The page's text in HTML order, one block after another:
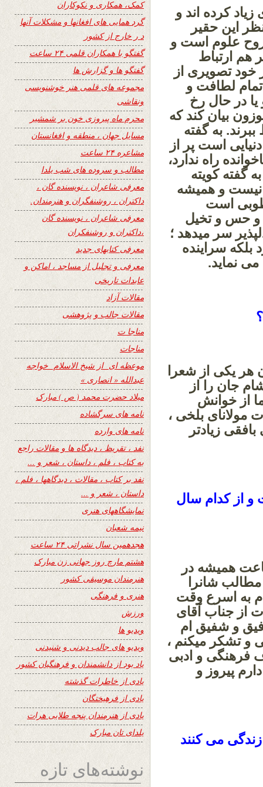
کرده اند و
این حقیر
علوم است و
هم ارتباط
خود تصویری از
لطافت و
یا در حال رخ
بیان کند که
به گفته
است پر از
راه ندارد،
گفته کویته
نیست و همیشه
طوبی است
و حس و تخیل
سر میدهد ؛
سراینده
نماید.
یکی از شعرا
جان را از
از خوانش
مولانای بلخی ،
زیادتر
ساعت چیست و از کدام سال
شود که سایت وزین ۲۴ ساعت همیشه در
شانرا
به اسرع وقت
از جناب آقای
و شفیق ام
و تشکر میکنم ،
فرهنگی و ادبی
پیروز و
می کنند
کمک، همکاری و نکوکاران
گرد همایی های افغانها و مشکلات آنها
د ر خارج از کشور
گفتگو با همکاران قلمی ۲۴ ساعت
گفتگو ها و گزارش ها
مجموعه های قلمی هنر خوشنویسی
ونقاشی
محرم ماه پیروزی خون بر شمشیر
مسایل جهان ، منطقه و افغانستان
مشاعره ۲۴ ساعت
مطالب و سروده های شب یلدا
معرفی شاعران ، نویسنده گان ،
داکتران ، روشنفگران و هنرمندان.
معرفی شاعران ، نویسنده گان
،داکتران و روشنفکران
معرفی کتابهای جدید
معرفی و تجلیل از مساجد ، اماکن و
عابدات تاریخی
مقالات آزاد
مقالات جالب و پژوهشی
مناجا ت
مناجات
موعظه ای از شیخ الاسلام خواجه
عبدالله « انصاری »
میلاد حضرت محمد ( ص ) مبارک
نامه های سرگشاده
نامه های وارده
نفد ، تقریظ ، دیدگاه ها و مقالات راجع
به کتاب ، فلم ، داستان ، شعر و …
نفد بر کتاب ، مقالات ، دیدگاهها ، فلم ،
داستان ، شعر و …
نمایشگاههای هنری
نیمه شعبان
هجدهمین سال نشراتی ۲۴ ساعت
هشتم مارچ روز جهانی زن مبارک
هنرمندان موسیقی کشور
هنری و فرهنگی
ورزش
ویدیو ها
ویدیو های جالب دیدنی و شنیدنی
یاد بود از دانشمندان و فرهنگیان کشور
یادی از خاطرات گذشته
یادی از فرهیختگان
یادی از هنرمندان پنجه طلایی هرات
یلدای تان مبارک
نوشته‌های تازه